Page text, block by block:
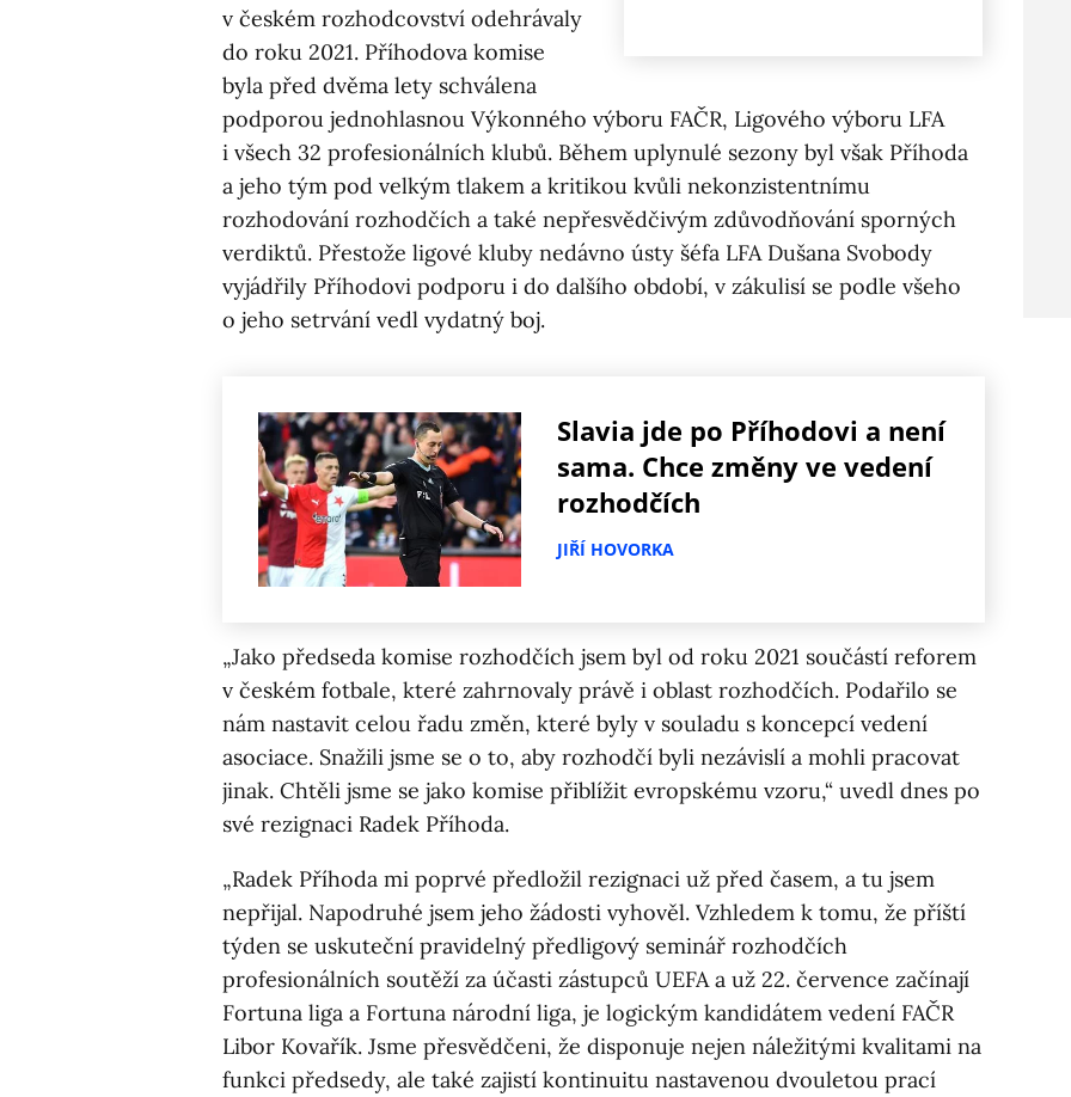
v českém rozhodcovství odehrávaly
do roku 2021. Příhodova komise
byla před dvěma lety schválena
podporou jednohlasnou Výkonného výboru FAČR, Ligového výboru LFA
i všech 32 profesionálních klubů. Během uplynulé sezony byl však Příhoda
a jeho tým pod velkým tlakem a kritikou kvůli nekonzistentnímu
rozhodování rozhodčích a také nepřesvědčivým zdůvodňování sporných
verdiktů. Přestože ligové kluby nedávno ústy šéfa LFA Dušana Svobody
vyjádřily Příhodovi podporu i do dalšího období, v zákulisí se podle všeho
o jeho setrvání vedl vydatný boj.
Slavia jde po Příhodovi a není
sama. Chce změny ve vedení
rozhodčích
JIŘÍ HOVORKA
„Jako předseda komise rozhodčích jsem byl od roku 2021 součástí reforem
v českém fotbale, které zahrnovaly právě i oblast rozhodčích. Podařilo se
nám nastavit celou řadu změn, které byly v souladu s koncepcí vedení
asociace. Snažili jsme se o to, aby rozhodčí byli nezávislí a mohli pracovat
jinak. Chtěli jsme se jako komise přiblížit evropskému vzoru,“ uvedl dnes po
své rezignaci Radek Příhoda.
„Radek Příhoda mi poprvé předložil rezignaci už před časem, a tu jsem
nepřijal. Napodruhé jsem jeho žádosti vyhověl. Vzhledem k tomu, že příští
týden se uskuteční pravidelný předligový seminář rozhodčích
profesionálních soutěží za účasti zástupců UEFA a už 22. července začínají
Fortuna liga a Fortuna národní liga, je logickým kandidátem vedení FAČR
Libor Kovařík. Jsme přesvědčeni, že disponuje nejen náležitými kvalitami na
funkci předsedy, ale také zajistí kontinuitu nastavenou dvouletou prací